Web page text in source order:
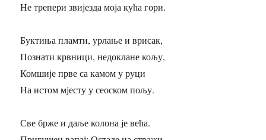
Не трепери звијезда моја кућа гори.
Буктиња пламти, урлање и врисак,
Познати крвници, недоклане кољу,
Комшије прве са камом у руци
На истом мјесту у сеоском пољу.
Све брже и даље колона је већа.